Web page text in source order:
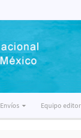
Envíos Equipo